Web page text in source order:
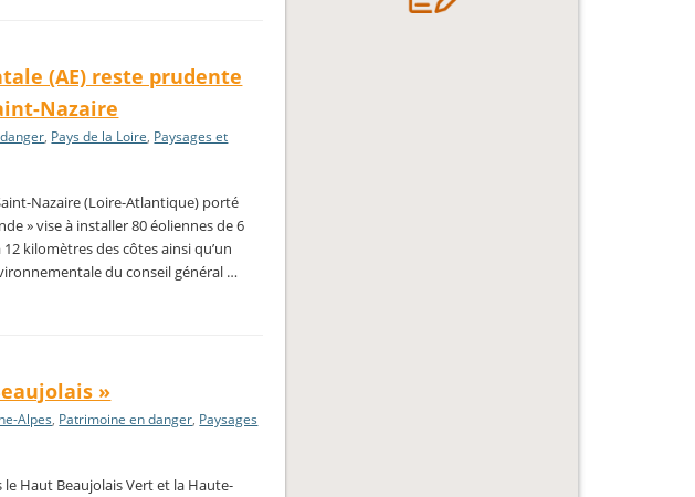
(AE) reste prudente
Nazaire
, Pays de la Loire, Paysages et
Nazaire (Loire-Atlantique) porté
» vise à installer 80 éoliennes de 6
kilomètres des côtes ainsi qu’un
du conseil général …
»
Alpes, Patrimoine en danger, Paysages
Haut Beaujolais Vert et la Haute-